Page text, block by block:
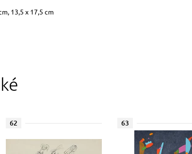
13,5 x 17,5 cm
62 63